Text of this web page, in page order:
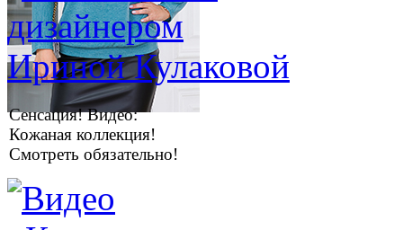
Сенсация! Видео:
Кожаная коллекция!
Смотреть обязательно!